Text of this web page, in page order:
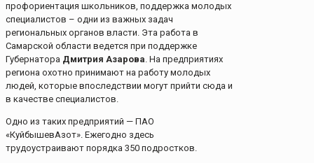
профориентация школьников, поддержка молодых
специалистов – одни из важных задач
региональных органов власти. Эта работа в
Самарской области ведется при поддержке
Губернатора Дмитрия Азарова. На предприятиях
региона охотно принимают на работу молодых
людей, которые впоследствии могут прийти сюда и
в качестве специалистов.
Одно из таких предприятий — ПАО
«КуйбышевАзот». Ежегодно здесь
трудоустраивают порядка 350 подростков.